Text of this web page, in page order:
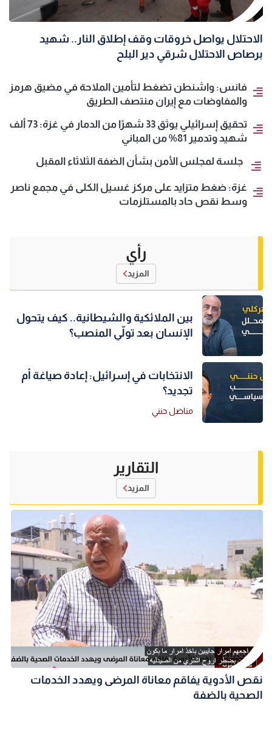
الاحتلال يواصل خروقات وقف إطلاق النار.. شهيد
برصاص الاحتلال شرقي دير البلح
فانس: واشنطن تضغط لتأمين الملاحة في مضيق هرمز
والمفاوضات مع إيران منتصف الطريق
تحقيق إسرائيلي يوثق 33 شهرًا من الدمار في غزة: 73 ألف
شهيد وتدمير 81% من المباني
جلسة لمجلس الأمن بشأن الضفة الثلاثاء المقبل
غزة: ضغط متزايد على مركز غسيل الكلى في مجمع ناصر
وسط نقص حاد بالمستلزمات
رأي
المزيد
بين الملائكية والشيطانية.. كيف يتحول
الإنسان بعد تولّي المنصب؟
الانتخابات في إسرائيل: إعادة صياغة أم
تجديد؟
مناضل حنني
التقارير
المزيد
نقص الأدوية يفاقم معاناة المرضى ويهدد الخدمات
الصحية بالضفة